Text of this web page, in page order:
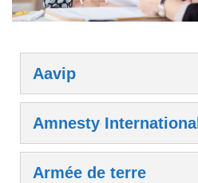
Aavip
Amnesty International
Armée de terre